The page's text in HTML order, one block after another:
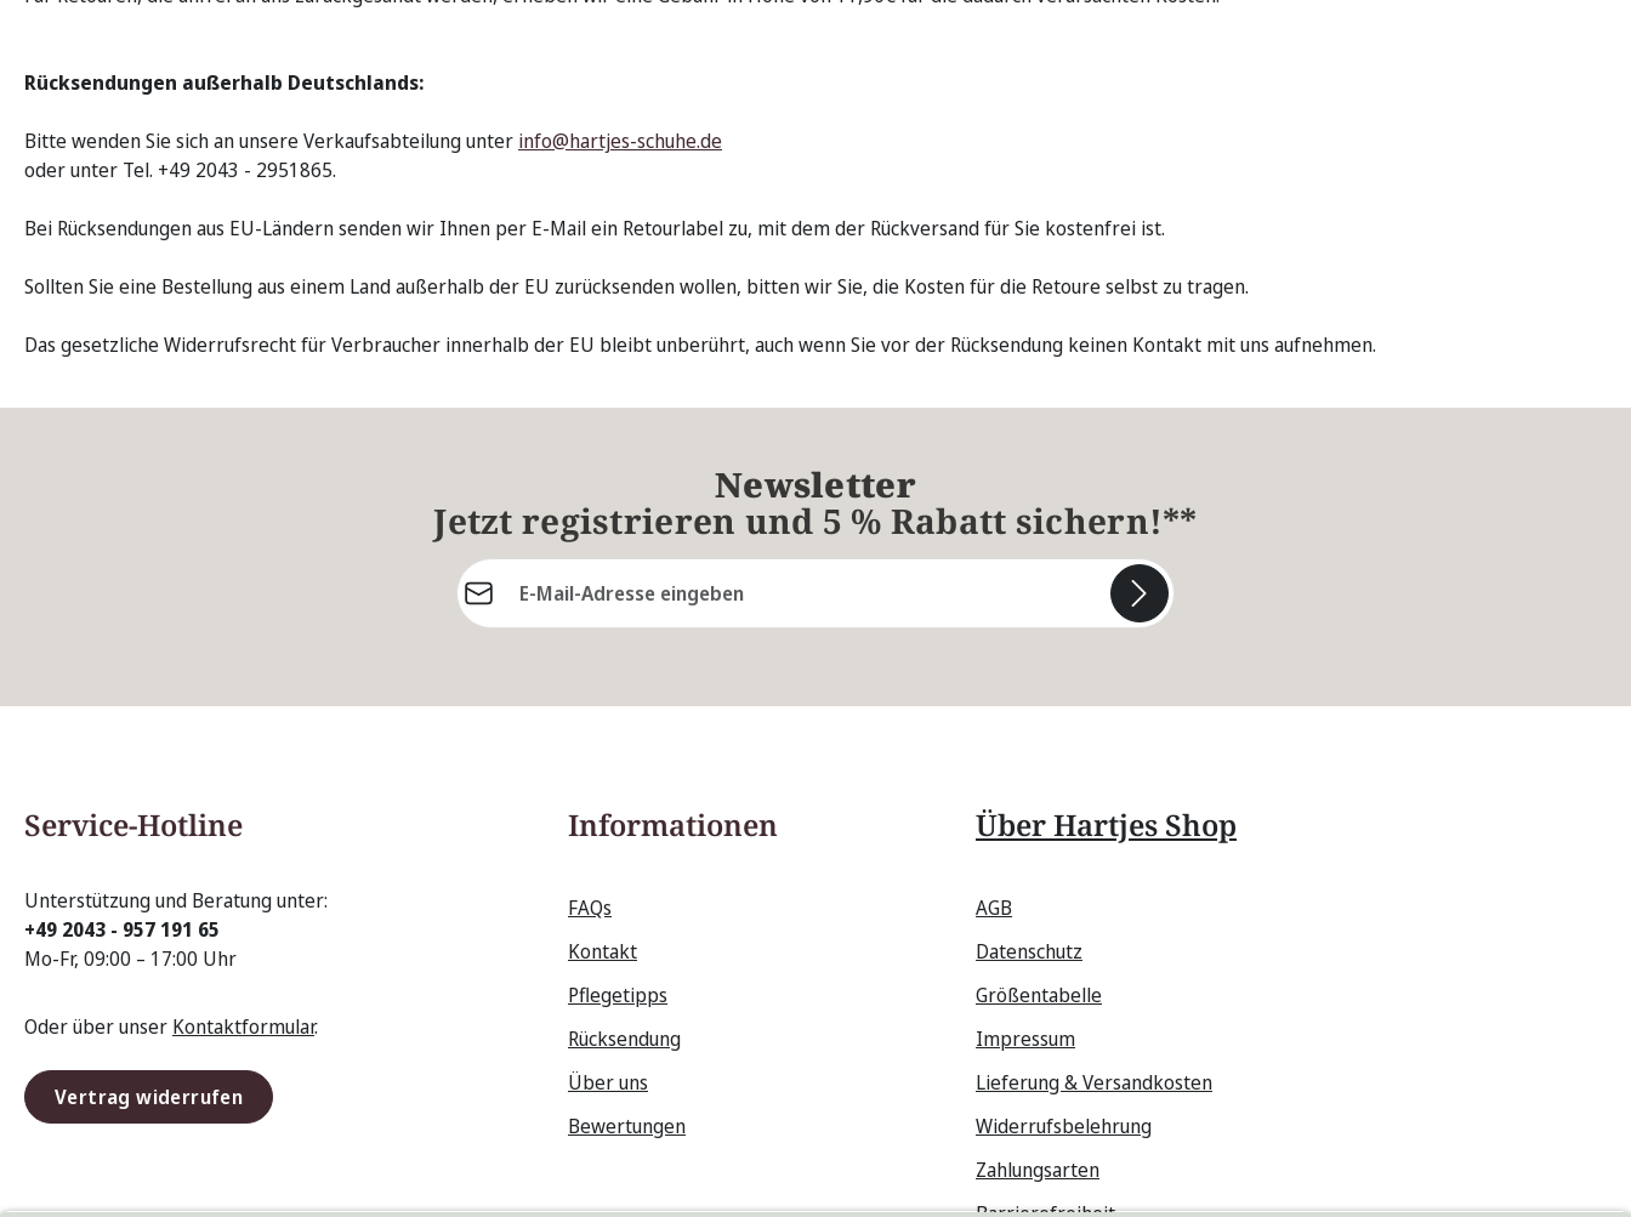
Rücksendungen außerhalb Deutschlands:
Bitte wenden Sie sich an unsere Verkaufsabteilung unter info@hartjes-schuhe.de
oder unter Tel. +49 2043 - 2951865.
Bei Rücksendungen aus EU-Ländern senden wir Ihnen per E-Mail ein Retourlabel zu, mit dem der Rückversand für Sie kostenfrei ist.
Sollten Sie eine Bestellung aus einem Land außerhalb der EU zurücksenden wollen, bitten wir Sie, die Kosten für die Retoure selbst zu tragen.
Das gesetzliche Widerrufsrecht für Verbraucher innerhalb der EU bleibt unberührt, auch wenn Sie vor der Rücksendung keinen Kontakt mit uns aufnehmen.
Newsletter
Jetzt registrieren und 5 % Rabatt sichern!**
E-Mail-Adresse*
Service-Hotline
Unterstützung und Beratung unter:
+49 2043 - 957 191 65
Mo-Fr, 09:00 – 17:00 Uhr
Oder über unser Kontaktformular.
Vertrag widerrufen
Informationen
FAQs
Kontakt
Pflegetipps
Rücksendung
Über uns
Bewertungen
Über Hartjes Shop
AGB
Datenschutz
Größentabelle
Impressum
Lieferung & Versandkosten
Widerrufsbelehrung
Zahlungsarten